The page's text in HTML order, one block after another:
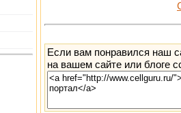
Если вам понравился наш
на вашем сайте или блоге